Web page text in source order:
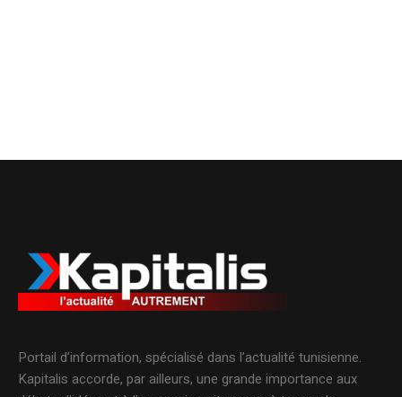
Portail d’information, spécialisé dans l’actualité tunisienne.
Kapitalis accorde, par ailleurs, une grande importance aux